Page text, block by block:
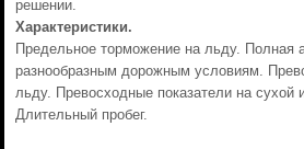
решении.
Характеристики.
Предельное торможение на льду. Полная
разнообразным дорожным условиям.
льду. Превосходные показатели на сухой
Длительный пробег.